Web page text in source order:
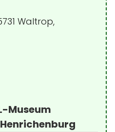
Waltrop,
Museum